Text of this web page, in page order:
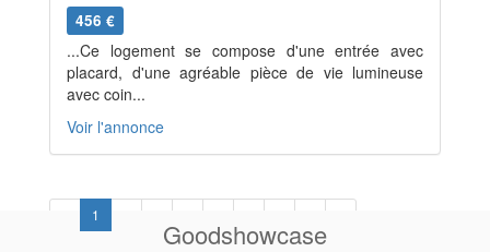
456 €
...Ce logement se compose d'une entrée avec
placard, d'une agréable pièce de vie lumineuse
avec coin...
Voir l'annonce
Previous
1 Next
Goodshowcase